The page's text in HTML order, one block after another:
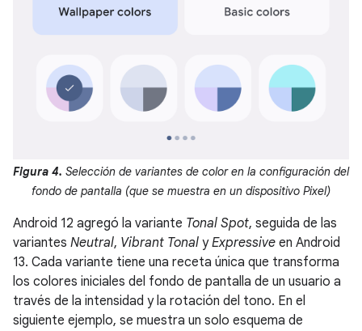
Figura 4. Selección de variantes de color en la configuración del
fondo de pantalla (que se muestra en un dispositivo Pixel)
Android 12 agregó la variante Tonal Spot, seguida de las
variantes Neutral, Vibrant Tonal yExpressive en Android
13. Cada variante tiene una receta única que transforma
los colores iniciales del fondo de pantalla de un usuario a
través de la intensidad y la rotación del tono. En el
siguiente ejemplo, se muestra un solo esquema de